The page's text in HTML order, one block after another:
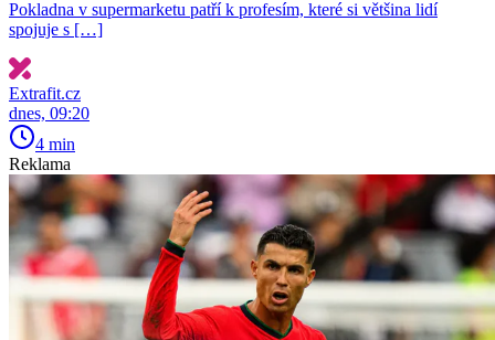
Pokladna v supermarketu patří k profesím, které si většina lidí
spojuje s […]
Extrafit.cz
dnes, 09:20
4 min
Reklama